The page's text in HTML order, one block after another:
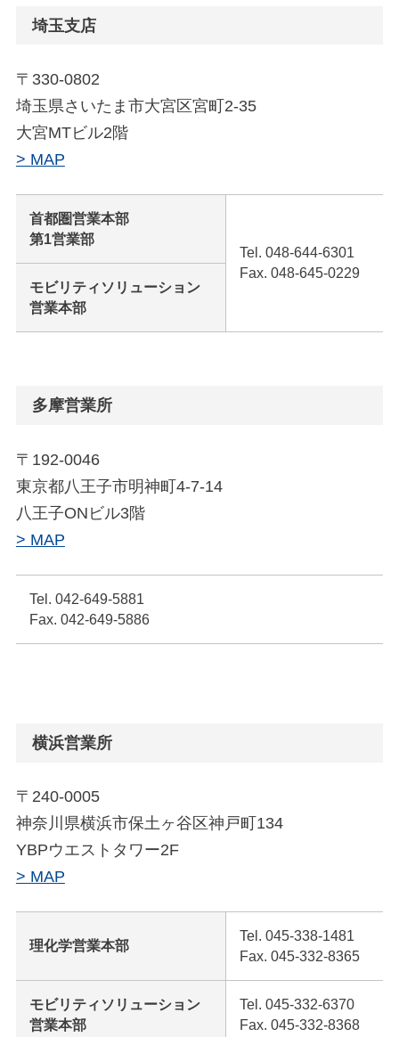
埼玉支店
〒330-0802
埼玉県さいたま市大宮区宮町2-35
大宮MTビル2階
> MAP
首都圏営業本部
第1営業部
Tel. 048-644-6301
Fax. 048-645-0229
モビリティソリューション
営業本部
多摩営業所
〒192-0046
東京都八王子市明神町4-7-14
八王子ONビル3階
> MAP
Tel. 042-649-5881
Fax. 042-649-5886
横浜営業所
〒240-0005
神奈川県横浜市保土ヶ谷区神戸町134
YBPウエストタワー2F
> MAP
理化学営業本部
Tel. 045-338-1481
Fax. 045-332-8365
モビリティソリューション
営業本部
Tel. 045-332-6370
Fax. 045-332-8368